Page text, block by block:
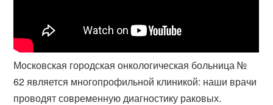
Московская городская онкологическая больница №
62 является многопрофильной клиникой: наши врачи
проводят современную диагностику раковых.